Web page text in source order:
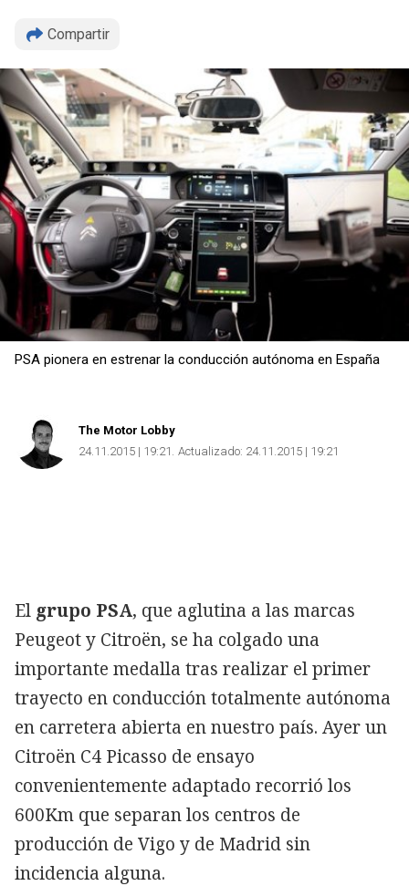
Compartir
Copiar
PSA pionera en estrenar la conducción autónoma en España
The Motor Lobby
24.11.2015 | 19:21 Actualizado: 24.11.2015 | 19:21
El grupo PSA, que aglutina a las marcas
Peugeot y Citroën, se ha colgado una
importante medalla tras realizar el primer
trayecto en conducción totalmente autónoma
en carretera abierta en nuestro país. Ayer un
Citroën C4 Picasso de ensayo
convenientemente adaptado recorrió los
600Km que separan los centros de
producción de Vigo y de Madrid sin
incidencia alguna.